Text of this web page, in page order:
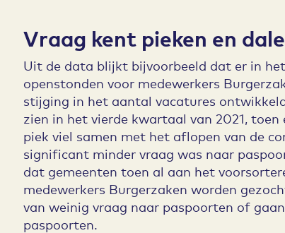
Vraag kent pieken en
Uit de data blijkt bijvoorbeeld dat er in
openstonden voor medewerkers
stijging in het aantal vacatures
zien in het vierde kwartaal van 2021,
piek viel samen met het aflopen van de
significant minder vraag was naar
dat gemeenten toen al aan het
medewerkers Burgerzaken worden
van weinig vraag naar paspoorten of
paspoorten.